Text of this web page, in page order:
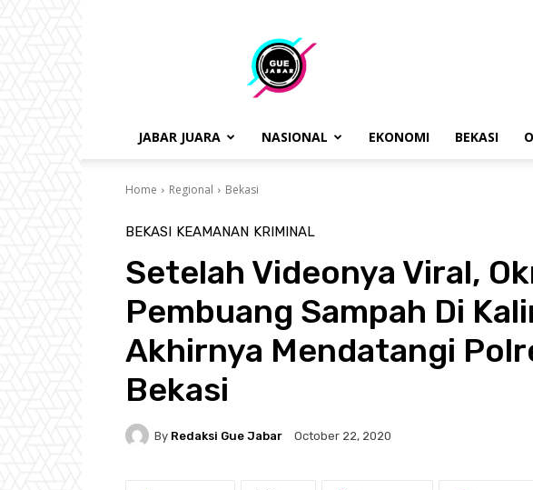
gue
jabar
JABAR JUARA NASIONAL EKONOMI BEKASI
Home Regional Bekasi
BEKASI KEAMANAN KRIMINAL
Setelah Videonya Viral,
Pembuang Sampah Di
Akhirnya Mendatangi
Bekasi
By Redaksi Gue Jabar October 22, 2020